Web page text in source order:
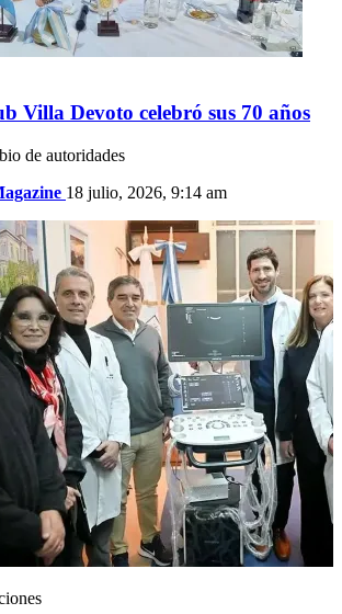
Villa Devoto celebró sus 70 años
de autoridades
18 julio, 2026, 9:14 am